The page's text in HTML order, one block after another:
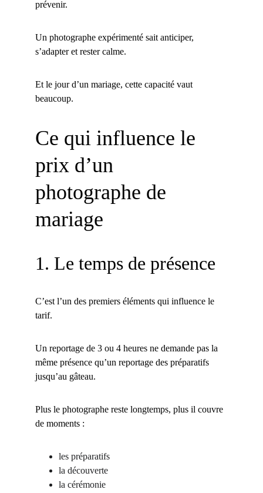
prévenir.
Un photographe expérimenté sait anticiper,
s’adapter et rester calme.
Et le jour d’un mariage, cette capacité vaut
beaucoup.
Ce qui influence le
prix d’un
photographe de
mariage
1. Le temps de présence
C’est l’un des premiers éléments qui influence le
tarif.
Un reportage de 3 ou 4 heures ne demande pas la
même présence qu’un reportage des préparatifs
jusqu’au gâteau.
Plus le photographe reste longtemps, plus il couvre
de moments :
les préparatifs
la découverte
la cérémonie